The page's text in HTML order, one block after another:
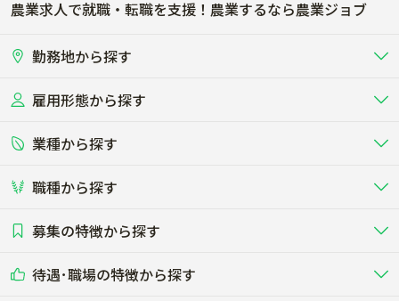
農業求人で就職・転職を支援！農業するなら農業ジョブ
勤務地から探す
北海道
関東
東海
雇用形態から探す
正社員 バイト・アルバイト・パート
短期アルバイト
その他（独立・副業など）
業種から探す
畜産（酪農･肉牛･養豚･養鶏など）
酪農
する牧場
職種から探す
農場･牧場･現場職
専門職（獣医師･人工授精師･
募集の特徴から探す
未経験歓迎
待遇･職場の特徴から探す